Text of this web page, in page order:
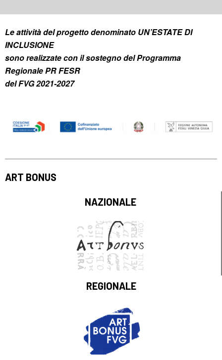
Le attività del progetto denominato UN’ESTATE DI
INCLUSIONE
sono realizzate con il sostegno del Programma
Regionale PR FESR
del FVG 2021-2027
ART BONUS
NAZIONALE
REGIONALE